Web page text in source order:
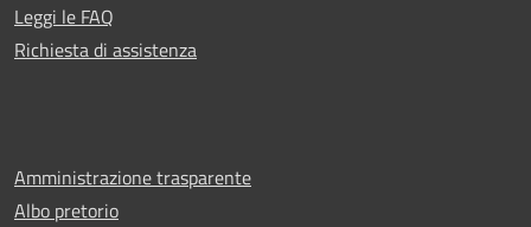
Leggi le FAQ
Richiesta di assistenza
Amministrazione trasparente
Albo pretorio